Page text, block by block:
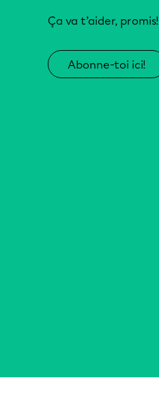
Ça va t’aider, promis!
Abonne-toi ici!